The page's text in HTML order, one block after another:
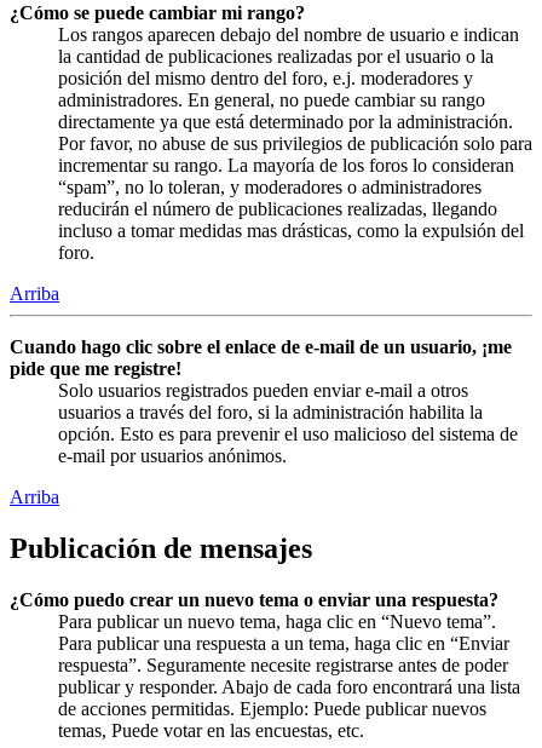
¿Cómo se puede cambiar mi rango?
Los rangos aparecen debajo del nombre de usuario e indican
la cantidad de publicaciones realizadas por el usuario o la
posición del mismo dentro del foro, e.j. moderadores y
administradores. En general, no puede cambiar su rango
directamente ya que está determinado por la administración.
Por favor, no abuse de sus privilegios de publicación solo para
incrementar su rango. La mayoría de los foros lo consideran
“spam”, no lo toleran, y moderadores o administradores
reducirán el número de publicaciones realizadas, llegando
incluso a tomar medidas mas drásticas, como la expulsión del
foro.
Arriba
Cuando hago clic sobre el enlace de e-mail de un usuario, ¡me
pide que me registre!
Solo usuarios registrados pueden enviar e-mail a otros
usuarios a través del foro, si la administración habilita la
opción. Esto es para prevenir el uso malicioso del sistema de
e-mail por usuarios anónimos.
Arriba
Publicación de mensajes
¿Cómo puedo crear un nuevo tema o enviar una respuesta?
Para publicar un nuevo tema, haga clic en “Nuevo tema”.
Para publicar una respuesta a un tema, haga clic en “Enviar
respuesta”. Seguramente necesite registrarse antes de poder
publicar y responder. Abajo de cada foro encontrará una lista
de acciones permitidas. Ejemplo: Puede publicar nuevos
temas, Puede votar en las encuestas, etc.